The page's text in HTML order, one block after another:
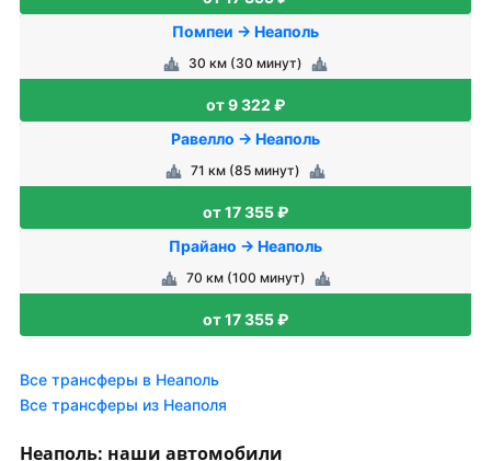
Помпеи → Неаполь
30 км (30 минут)
от 9 322 ₽
Равелло → Неаполь
71 км (85 минут)
от 17 355 ₽
Прайано → Неаполь
70 км (100 минут)
от 17 355 ₽
Все трансферы в Неаполь
Все трансферы из Неаполя
Неаполь: наши автомобили